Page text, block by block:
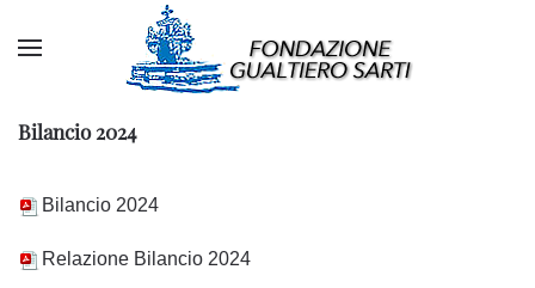
Bilancio 2024
Bilancio 2024
Relazione Bilancio 2024